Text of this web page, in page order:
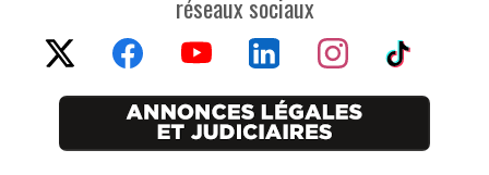
réseaux sociaux